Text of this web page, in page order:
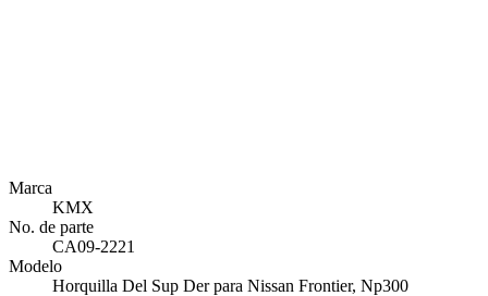
Marca
KMX
No. de parte
CA09-2221
Modelo
Horquilla Del Sup Der para Nissan Frontier, Np300